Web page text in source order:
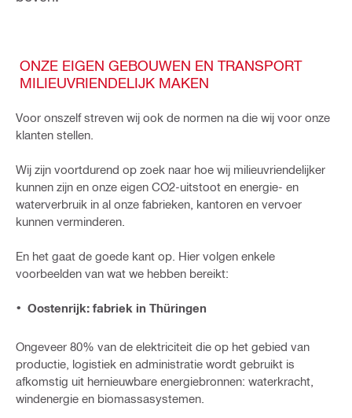
ONZE EIGEN GEBOUWEN EN TRANSPORT
MILIEUVRIENDELIJK MAKEN
Voor onszelf streven wij ook de normen na die wij voor onze
klanten stellen.
Wij zijn voortdurend op zoek naar hoe wij milieuvriendelijker
kunnen zijn en onze eigen CO2-uitstoot en energie- en
waterverbruik in al onze fabrieken, kantoren en vervoer
kunnen verminderen.
En het gaat de goede kant op. Hier volgen enkele
voorbeelden van wat we hebben bereikt:
Oostenrijk: fabriek in Thüringen
Ongeveer 80% van de elektriciteit die op het gebied van
productie, logistiek en administratie wordt gebruikt is
afkomstig uit hernieuwbare energiebronnen: waterkracht,
windenergie en biomassasystemen.